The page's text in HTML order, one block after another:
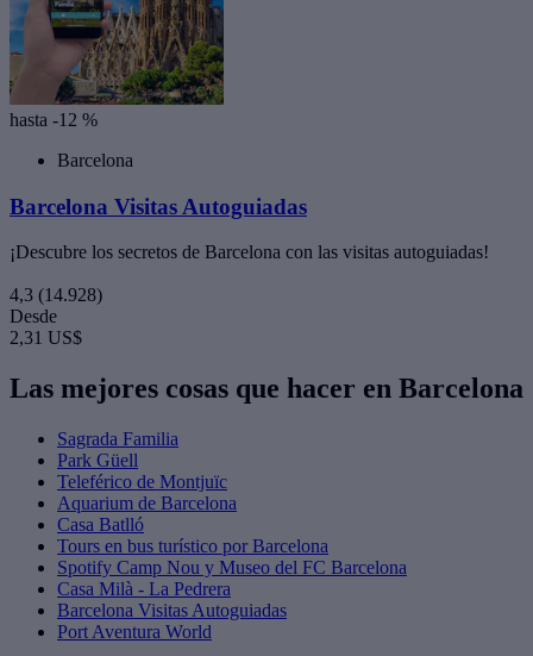
hasta -12 %
Barcelona
Barcelona Visitas Autoguiadas
¡Descubre los secretos de Barcelona con las visitas autoguiadas!
4,3 (14.928)
Desde
2,31 US$
Las mejores cosas que hacer en Barcelona
Sagrada Familia
Park Güell
Teleférico de Montjuïc
Aquarium de Barcelona
Casa Batlló
Tours en bus turístico por Barcelona
Spotify Camp Nou y Museo del FC Barcelona
Casa Milà - La Pedrera
Barcelona Visitas Autoguiadas
Port Aventura World